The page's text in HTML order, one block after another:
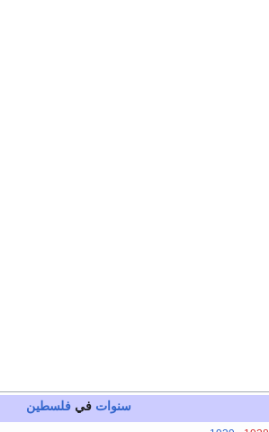
سنوات في فلسطين